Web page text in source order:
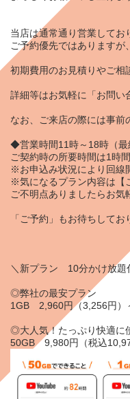
当店は通常通り営業してお
ご予約優先ではありますが
初期費用のお見積りやご相
詳細等はお気軽に「お問い
なお、ご来店の際には事
◆営業時間11時～18時（最
ご契約時の所要時間は1時間
※お申込み状況により回線
※気になるプラン内容は
ご不明点ありましたらお気
「 ご予約 」もお待ちしてお
＼新プラン 10分かけ放題
◎弊社の最安プラン
1GB 2,960円（3,256円）
◎大人気！たっぷり快適に
50GB 9,980円（税込